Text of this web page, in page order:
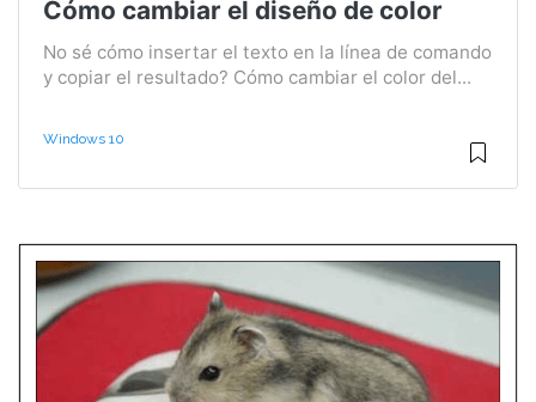
Cómo cambiar el diseño de color
No sé cómo insertar el texto en la línea de comando
y copiar el resultado? Cómo cambiar el color del...
Windows 10